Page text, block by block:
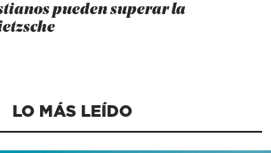
pueden superar la
LO MÁS LEÍDO